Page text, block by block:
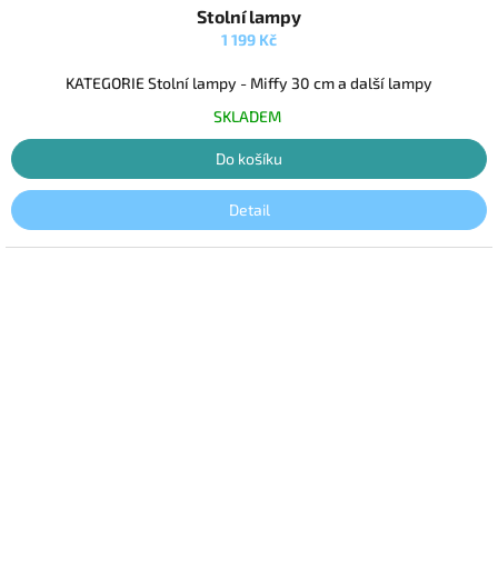
Stolní lampy
1 199 Kč
KATEGORIE Stolní lampy - Miffy 30 cm a další lampy
SKLADEM
Do košíku
Detail